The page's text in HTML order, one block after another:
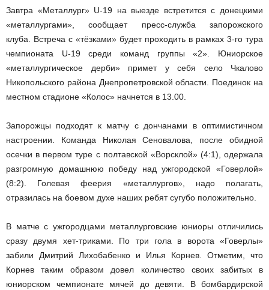
Завтра «Металлург» U-19 на выезде встретится с донецкими
«металлургами», сообщает пресс-служба запорожского
клуба. Встреча с «тёзками» будет проходить в рамках 3-го тура
чемпионата U-19 среди команд группы «2». Юниорское
«металлургическое дерби» примет у себя село Чкалово
Никопольского района Днепропетровской области. Поединок на
местном стадионе «Колос» начнется в 13.00.
Запорожцы подходят к матчу с дончанами в оптимистичном
настроении. Команда Николая Сеновалова, после обидной
осечки в первом туре с полтавской «Ворсклой» (4:1), одержала
разгромную домашнюю победу над ужгородской «Говерлой»
(8:2). Голевая феерия «металлургов», надо полагать,
отразилась на боевом духе наших ребят сугубо положительно.
В матче с ужгородцами металлурговские юниоры отличились
сразу двумя хет-триками. По три гола в ворота «Говерлы»
забили Дмитрий Лихобабенко и Илья Корнев. Отметим, что
Корнев таким образом довел количество своих забитых в
юниорском чемпионате мячей до девяти. В бомбардирской